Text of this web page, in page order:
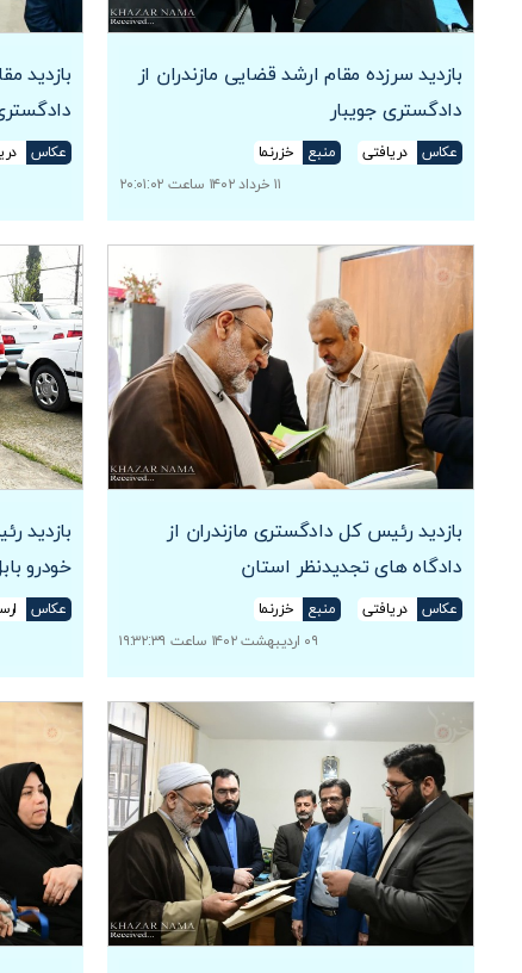
بازدید سرزده مقام ارشد قضایی مازندران از
دادگستری جویبار
عکاس دریافتی منبع
خزرنما
۱۱ خرداد ۱۴۰۲ ساعت ۲۰:۰۱:۰۲
بازدید
عکاس
بازدید رئیس کل دادگستری مازندران از
دادگاه های تجدیدنظر استان
عکاس دریافتی منبع
خزرنما
۰۹ اردیبهشت ۱۴۰۲ ساعت ۱۹:۳۲:۳۹
بازدید
خودرو
عکاس